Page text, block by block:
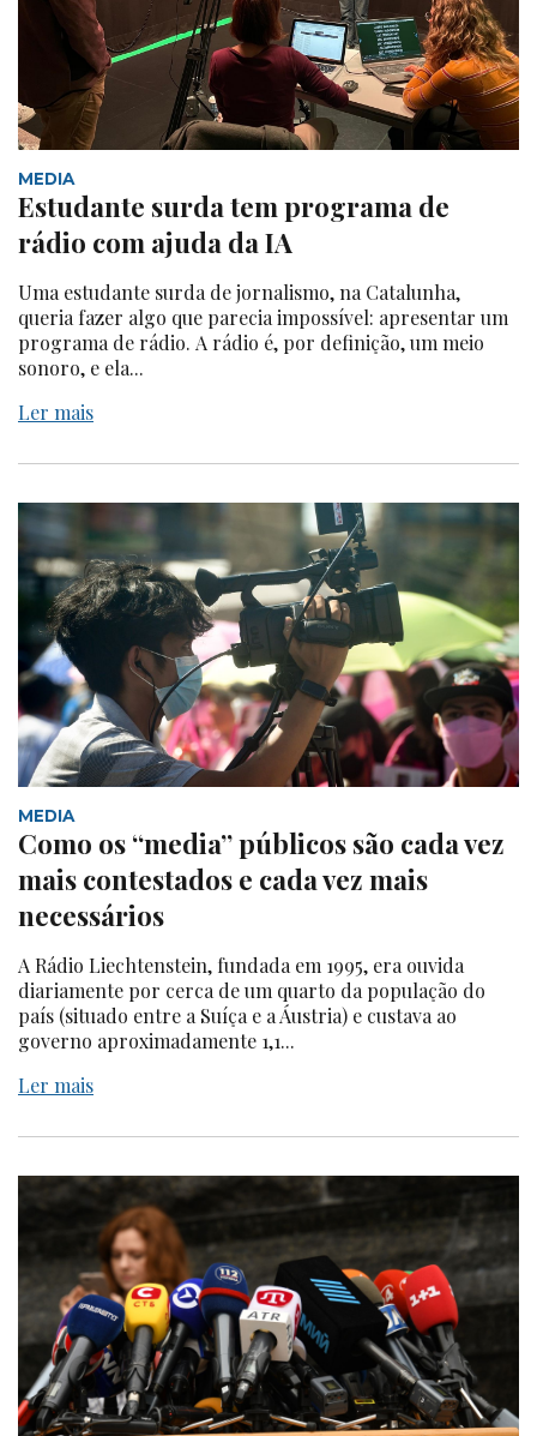
MEDIA
Estudante surda tem programa de
rádio com ajuda da IA
Uma estudante surda de jornalismo, na Catalunha,
queria fazer algo que parecia impossível: apresentar um
programa de rádio. A rádio é, por definição, um meio
sonoro, e ela...
Ler mais
MEDIA
Como os “media” públicos são cada vez
mais contestados e cada vez mais
necessários
A Rádio Liechtenstein, fundada em 1995, era ouvida
diariamente por cerca de um quarto da população do
país (situado entre a Suíça e a Áustria) e custava ao
governo aproximadamente 1,1...
Ler mais